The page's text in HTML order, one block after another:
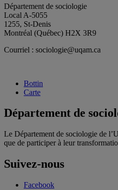
Département de sociologie
Local A-5055
1255, St-Denis
Montréal (Québec) H2X 3R9
Courriel : sociologie@uqam.ca
Bottin
Carte
Département de
Le Département de sociologie de
que de participer à leur
Suivez-nous
Facebook